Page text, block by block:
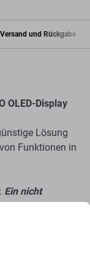
Versand und Rückgabe
OLED-Display
Lösung
Funktionen in
Ein nicht